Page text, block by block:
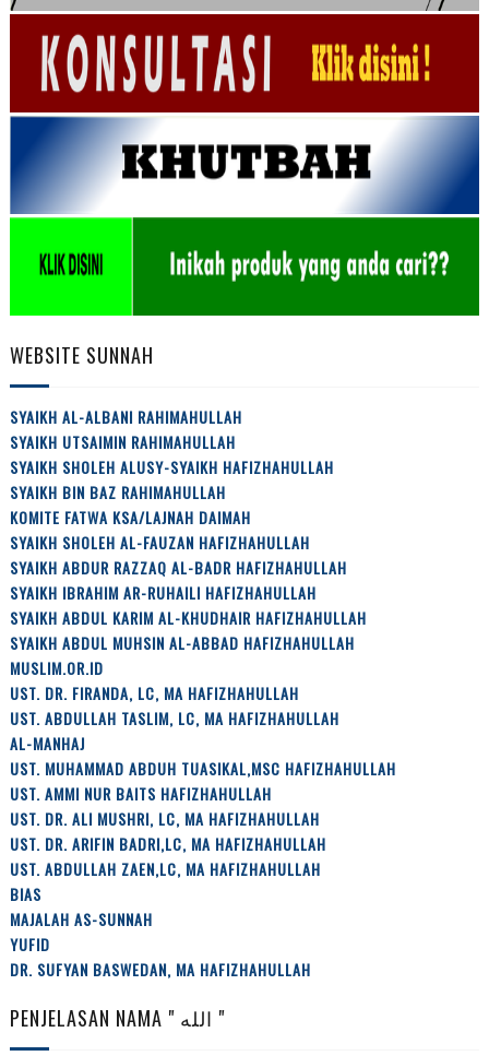
WEBSITE SUNNAH
SYAIKH AL-ALBANI RAHIMAHULLAH
SYAIKH UTSAIMIN RAHIMAHULLAH
SYAIKH SHOLEH ALUSY-SYAIKH HAFIZHAHULLAH
SYAIKH BIN BAZ RAHIMAHULLAH
KOMITE FATWA KSA/LAJNAH DAIMAH
SYAIKH SHOLEH AL-FAUZAN HAFIZHAHULLAH
SYAIKH ABDUR RAZZAQ AL-BADR HAFIZHAHULLAH
SYAIKH IBRAHIM AR-RUHAILI HAFIZHAHULLAH
SYAIKH ABDUL KARIM AL-KHUDHAIR HAFIZHAHULLAH
SYAIKH ABDUL MUHSIN AL-ABBAD HAFIZHAHULLAH
MUSLIM.OR.ID
UST. DR. FIRANDA, LC, MA HAFIZHAHULLAH
UST. ABDULLAH TASLIM, LC, MA HAFIZHAHULLAH
AL-MANHAJ
UST. MUHAMMAD ABDUH TUASIKAL,MSC HAFIZHAHULLAH
UST. AMMI NUR BAITS HAFIZHAHULLAH
UST. DR. ALI MUSHRI, LC, MA HAFIZHAHULLAH
UST. DR. ARIFIN BADRI,LC, MA HAFIZHAHULLAH
UST. ABDULLAH ZAEN,LC, MA HAFIZHAHULLAH
BIAS
MAJALAH AS-SUNNAH
YUFID
DR. SUFYAN BASWEDAN, MA HAFIZHAHULLAH
PENJELASAN NAMA " الله "